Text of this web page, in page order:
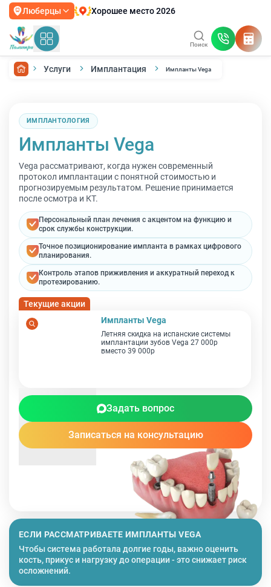
Люберцы Хорошее место 2026
Поиск
Услуги Имплантация Импланты Vega
ИМПЛАНТОЛОГИЯ
Импланты Vega
Vega рассматривают, когда нужен современный
протокол имплантации с понятной стоимостью и
прогнозируемым результатом. Решение принимается
после осмотра и КТ.
Персональный план лечения с акцентом на функцию и
срок службы конструкции.
Точное позиционирование импланта в рамках цифрового
планирования.
Контроль этапов приживления и аккуратный переход к
протезированию.
Текущие акции
Импланты Vega
Летняя скидка на испанские системы
имплантации зубов Vega 27 000р
вместо 39 000р
Задать вопрос
Записаться на консультацию
ЕСЛИ РАССМАТРИВАЕТЕ ИМПЛАНТЫ VEGA
Чтобы система работала долгие годы, важно оценить
кость, прикус и нагрузку до операции - это снижает риск
осложнений.